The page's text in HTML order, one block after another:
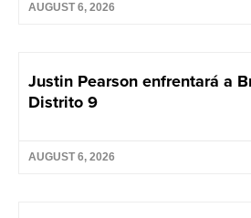
AUGUST 6, 2026
Justin Pearson enfrentará a
Distrito 9
AUGUST 6, 2026